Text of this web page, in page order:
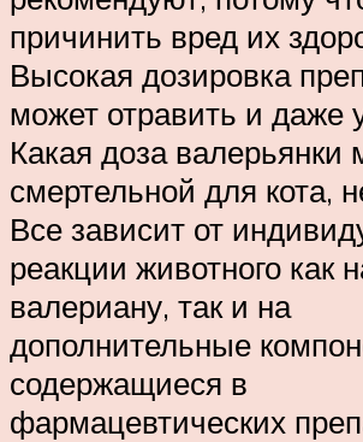
причинить вред их
Высокая дозировка
может отравить и даже
Какая доза валерьянки
смертельной для кота,
Все зависит от
реакции животного как
валериану, так и на
дополнительные
содержащиеся в
фармацевтических